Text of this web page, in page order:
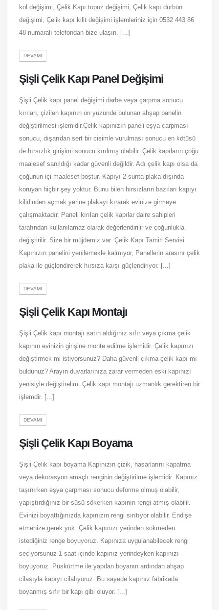
kol değişimi, Çelik Kapı topuz değişimi, Çelik kapı dürbün
değişimi, Çelik kapı kilit değişimi işlemleriniz için 0532 443 86
48 numaralı telefondan bize ulaşın. [...]
DEVAMI
Şişli Çelik Kapı Panel Değişimi
Şişli Çelik kapı panel değişimi darbe veya çarpma sonucu
kırılan, çizilen kapının ön yüzünde bulunan ahşap panelin
değiştirilmesi işlemidir.Çelik kapınızın paneli eşya çarpması
sonucu, dışarıdan sert bir cisimle vurulması sonucu en kötüsü
de hırsızlık girişimi sonucu kırılmış olabilir. Çelik kapıların çoğu
maalesef sanıldığı kadar güvenli değildir. Adı çelik kapı olsa da
çoğunun içi maalesef boştur. Kapıyı 2 sunta plaka dışında
koruyan hiçbir şey yoktur. Bunu bilen hırsızların bazıları kapıyı
kilidinden açmak yerine plakayı kırarak evinize girmeye
çalışmaktadır. Paneli kırılan çelik kapılar daire sahipleri
tarafından kullanılamaz olarak değerlendirilir ve çoğunlukla
değiştirilir. Size bir müjdemiz var. Çelik Kapı Tamiri Servisi
Kapınızın panelini yenilemekle kalmıyor, Panellerin arasını çelik
plaka ile güçlendirerek hırsıza karşı güçlendiriyor. [...]
DEVAMI
Şişli Çelik Kapı Montajı
Şişli Çelik kapı montajı satın aldığınız sıfır veya çıkma çelik
kapının evinizin girişine monte edilme işlemidir. Çelik kapınızı
değiştirmek mi istiyorsunuz? Daha güvenli çıkma çelik kapı mı
buldunuz? Arayın duvarlarınıza zarar vermeden eski kapınızı
yenisiyle değiştirelim. Çelik kapı montajı uzmanlık gerektiren bir
işlemdir. [...]
DEVAMI
Şişli Çelik Kapı Boyama
Şişli Çelik kapı boyama Kapınızın çizik, hasarlarını kapatma
veya dekorasyon amaçlı renginin değiştirilme işlemidir. Kapınız
taşınırken eşya çarpması sonucu deforme olmuş olabilir,
yapıştırdığınız bir süsü sökerken kapının rengi atmış olabilir.
Evinizi boyattığınızda kapınızın rengi sırıtıyor olabilir. Endişe
etmenize gerek yok. Çelik kapınızı yerinden sökmeden
istediğiniz renge boyuyoruz. Kapınıza uygulanabilecek rengi
seçiyorsunuz 1 saat içinde kapınız yerindeyken kapınızı
boyuyoruz. Püskürtme ile yapılan boyanın ardından ahşap
cilasıyla kapıyı cilalıyoruz. Bu sayede kapınız fabrikada
boyanmış sıfır bir kapı gibi oluyor. [...]